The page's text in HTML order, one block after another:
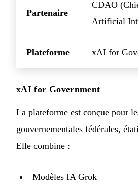
Partenaire
CDAO
Artificial
Plateforme xAI for
xAI for Government
La plateforme est conçue pour
gouvernementales fédérales,
Elle combine :
Modèles IA Grok